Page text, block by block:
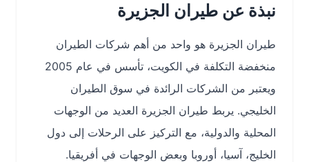
نبذة عن طيران الجزيرة
طيران الجزيرة هو واحد من أهم شركات الطيران
منخفضة التكلفة في الكويت، تأسس في عام 2005
ويعتبر من الشركات الرائدة في سوق الطيران
الخليجي. يربط طيران الجزيرة العديد من الوجهات
المحلية والدولية، مع التركيز على الرحلات إلى دول
الخليج، آسيا، أوروبا وبعض الوجهات في أفريقيا.